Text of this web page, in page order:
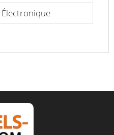
Électronique